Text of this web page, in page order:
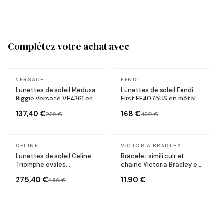
Complétez votre achat avec
En stock
VERSACE
Lunettes de soleil Medusa
Biggie Versace VE4361 en
137,40 €229 €
En stock
FENDI
Lunettes de soleil Fendi
First FE4075US en métal
168 €420 €
En stock
CELINE
Lunettes de soleil Celine
Triomphe ovales
275,40 €459 €
En stock
VICTORIA BRADLEY
Bracelet simili cuir et
chaine Victoria Bradley en
11,90 €